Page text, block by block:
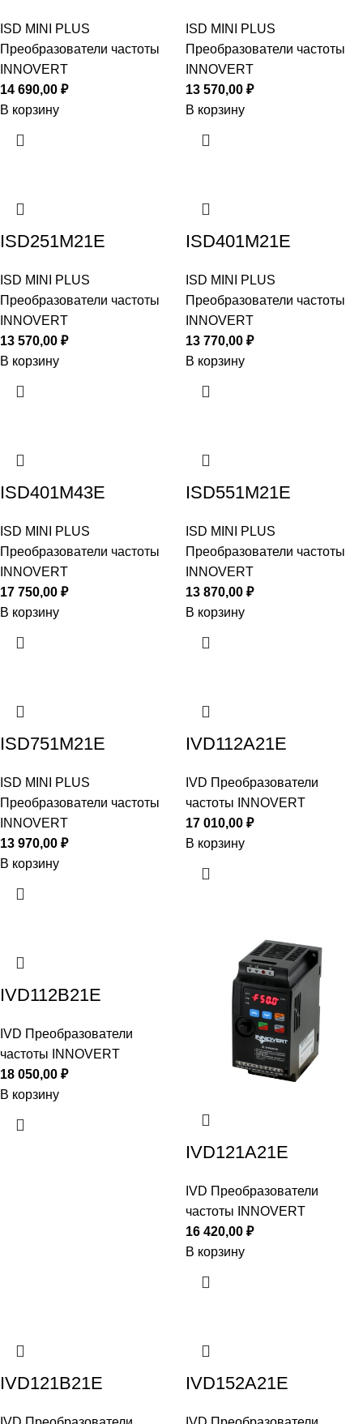
ISD MINI PLUS
Преобразователи частоты
INNOVERT
14 690,00 ₽
В корзину
ISD MINI PLUS
Преобразователи частоты
INNOVERT
13 570,00 ₽
В корзину
ISD251M21E
ISD MINI PLUS
Преобразователи частоты
INNOVERT
13 570,00 ₽
В корзину
ISD401M21E
ISD MINI PLUS
Преобразователи частоты
INNOVERT
13 770,00 ₽
В корзину
ISD401M43E
ISD MINI PLUS
Преобразователи частоты
INNOVERT
17 750,00 ₽
В корзину
ISD551M21E
ISD MINI PLUS
Преобразователи частоты
INNOVERT
13 870,00 ₽
В корзину
ISD751M21E
ISD MINI PLUS
Преобразователи частоты
INNOVERT
13 970,00 ₽
В корзину
IVD112A21E
IVD Преобразователи
частоты INNOVERT
17 010,00 ₽
В корзину
IVD112B21E
IVD Преобразователи
частоты INNOVERT
18 050,00 ₽
В корзину
IVD121A21E
IVD Преобразователи
частоты INNOVERT
16 420,00 ₽
В корзину
IVD121B21E IVD152A21E